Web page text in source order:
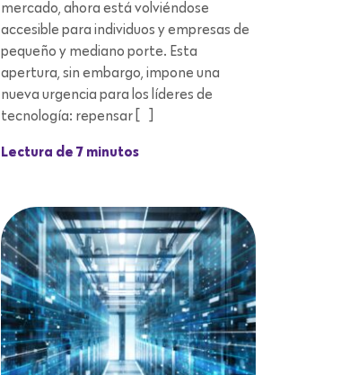
mercado, ahora está volviéndose
accesible para individuos y empresas de
pequeño y mediano porte. Esta
apertura, sin embargo, impone una
nueva urgencia para los líderes de
tecnología: repensar […]
Lectura de 7 minutos